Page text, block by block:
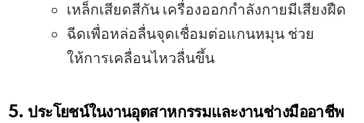
เหล็กเสียดสีกัน เครื่องออกกำลังกายมีเสียงฝืด
ฉีดเพื่อหล่อลื่นจุดเชื่อมต่อแกนหมุน ช่วย
ให้การเคลื่อนไหวลื่นขึ้น
5. ประโยชน์ในงานอุตสาหกรรมและงานช่างมืออาชีพ